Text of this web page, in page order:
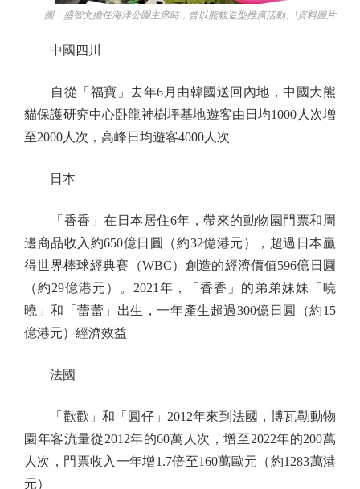
圖：盛智文擔任海洋公園主席時，曾以熊貓造型推廣活動。\資料圖片
中國四川
自從「福寶」去年6月由韓國送回內地，中國大熊
貓保護研究中心卧龍神樹坪基地遊客由日均1000人次增
至2000人次，高峰日均遊客4000人次
日本
「香香」在日本居住6年，帶來的動物園門票和周
邊商品收入約650億日圓（約32億港元），超過日本贏
得世界棒球經典賽（WBC）創造的經濟價值596億日圓
（約29億港元）。2021年，「香香」的弟弟妹妹「曉
曉」和「蕾蕾」出生，一年產生超過300億日圓（約15
億港元）經濟效益
法國
「歡歡」和「圓仔」2012年來到法國，博瓦勒動物
園年客流量從2012年的60萬人次，增至2022年的200萬
人次，門票收入一年增1.7倍至160萬歐元（約1283萬港
元）